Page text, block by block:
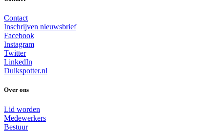
Contact
Inschrijven nieuwsbrief
Facebook
Instagram
Twitter
LinkedIn
Duikspotter.nl
Over ons
Lid worden
Medewerkers
Bestuur